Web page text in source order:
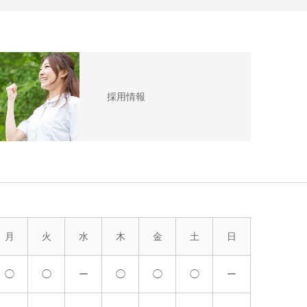
採用情報
月 火 水 木 金 土 日
◯ ◯ ー ◯ ◯ ◯ ー